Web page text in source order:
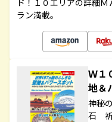
ド！１０エリアの詳細
ラン満載。
Ｗ１
地＆
神秘
石 祈